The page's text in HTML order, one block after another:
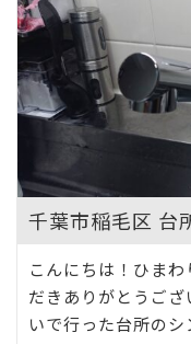
千葉市稲毛区 台
こんにちは！ひま
だきありがとうご
いで行った台所の